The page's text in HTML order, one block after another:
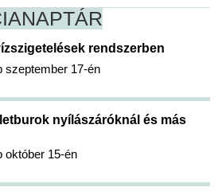
NAPTÁR
rendszerben
szeptember 17-én
nyílászáróknál és más
október 15-én